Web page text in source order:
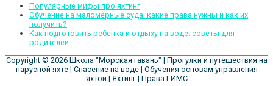
Популярные мифы про яхтинг
Обучение на маломерные суда: какие права нужны и как их
получить?
Как подготовить ребенка к отдыху на воде: советы для
родителей
Copyright © 2026 Школа "Морская гавань" | Прогулки и путешествия на
парусной яхте | Спасение на воде | Обучения основам управления
яхтой | Яхтинг | Права ГИМС